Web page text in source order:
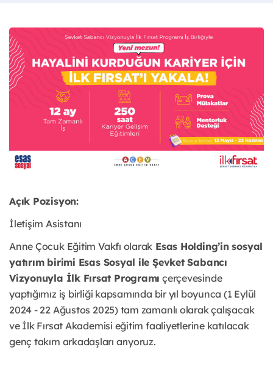
Açık Pozisyon:
İletişim Asistanı
Anne Çocuk Eğitim Vakfı olarak Esas Holding’in sosyal
yatırım birimi Esas Sosyal ile Şevket Sabancı
Vizyonuyla İlk Fırsat Programı çerçevesinde
yaptığımız iş birliği kapsamında bir yıl boyunca (1 Eylül
2024 - 22 Ağustos 2025) tam zamanlı olarak çalışacak
ve İlk Fırsat Akademisi eğitim faaliyetlerine katılacak
genç takım arkadaşları arıyoruz.